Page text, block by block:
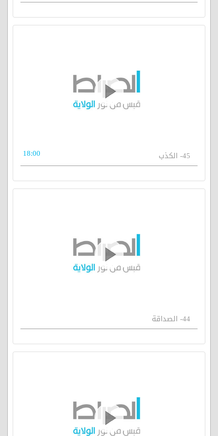
45- الكذب 18:00
44- الصداقة